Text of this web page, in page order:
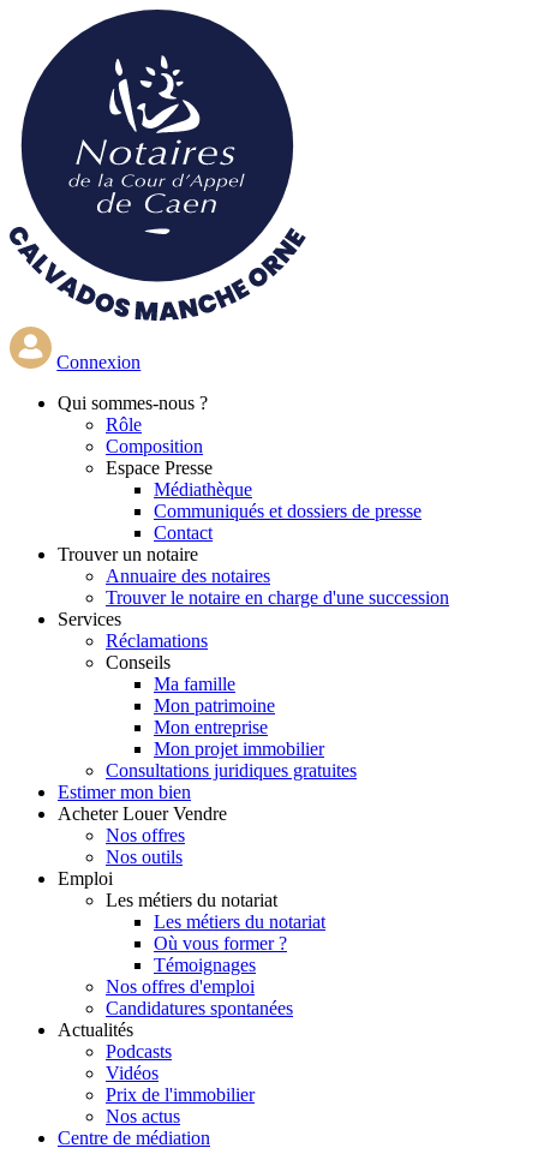
contenu
principal
Connexion
Qui sommes-nous ?
Rôle
Composition
Espace Presse
Médiathèque
Communiqués et dossiers de presse
Contact
Trouver un notaire
Annuaire des notaires
Trouver le notaire en charge d'une succession
Services
Réclamations
Conseils
Ma famille
Mon patrimoine
Mon entreprise
Mon projet immobilier
Consultations juridiques gratuites
Estimer mon bien
Acheter Louer Vendre
Nos offres
Nos outils
Emploi
Les métiers du notariat
Les métiers du notariat
Où vous former ?
Témoignages
Nos offres d'emploi
Candidatures spontanées
Actualités
Podcasts
Vidéos
Prix de l'immobilier
Nos actus
Centre de médiation